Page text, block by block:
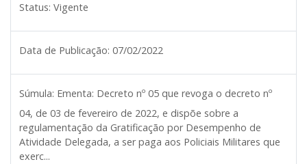
Status: Vigente
Data de Publicação: 07/02/2022
Súmula: Ementa: Decreto nº 05 que revoga o decreto nº
04, de 03 de fevereiro de 2022, e dispõe sobre a
regulamentação da Gratificação por Desempenho de
Atividade Delegada, a ser paga aos Policiais Militares que
exerc...